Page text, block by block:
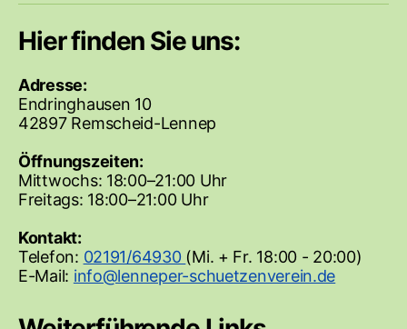
Hier finden Sie uns:
Adresse:
Endringhausen 10
42897 Remscheid-Lennep
Öffnungszeiten:
Mittwochs: 18:00–21:00 Uhr
Freitags: 18:00–21:00 Uhr
Kontakt:
Telefon: 02191/64930 (Mi. + Fr. 18:00 - 20:00)
E-Mail: